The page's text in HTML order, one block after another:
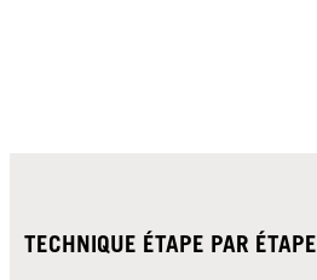
TECHNIQUE ÉTAPE PAR ÉTAPE